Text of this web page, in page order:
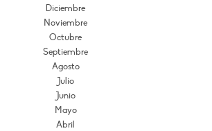
Diciembre
Noviembre
Octubre
Septiembre
Agosto
Julio
Junio
Mayo
Abril